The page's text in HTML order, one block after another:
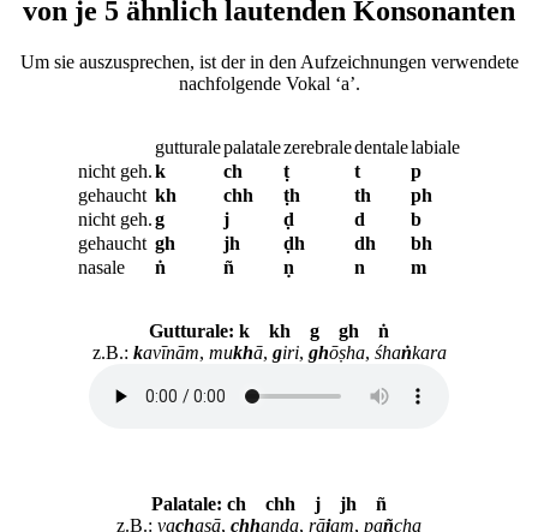
von je 5 ähnlich lautenden Konsonanten
Um sie auszusprechen, ist der in den Aufzeichnungen verwendete
nachfolgende Vokal ‘a’.
guttu­ralepala­talezere­braleden­talela­biale
nicht geh.k ch ṭ t
p
ge­haucht kh chh ṭh th
ph
nicht geh.g j ḍ d
b
ge­haucht gh jh ḍh dh
bh
nasale
ṅ ñ ṇ n m
Gutturale: k kh g gh ṅ
z.B.: kavīnām, mukhā, giri, ghōṣha, śhaṅkara
Palatale: ch chh j jh ñ
z.B.: vachasā, chhanda, rājam, pañcha